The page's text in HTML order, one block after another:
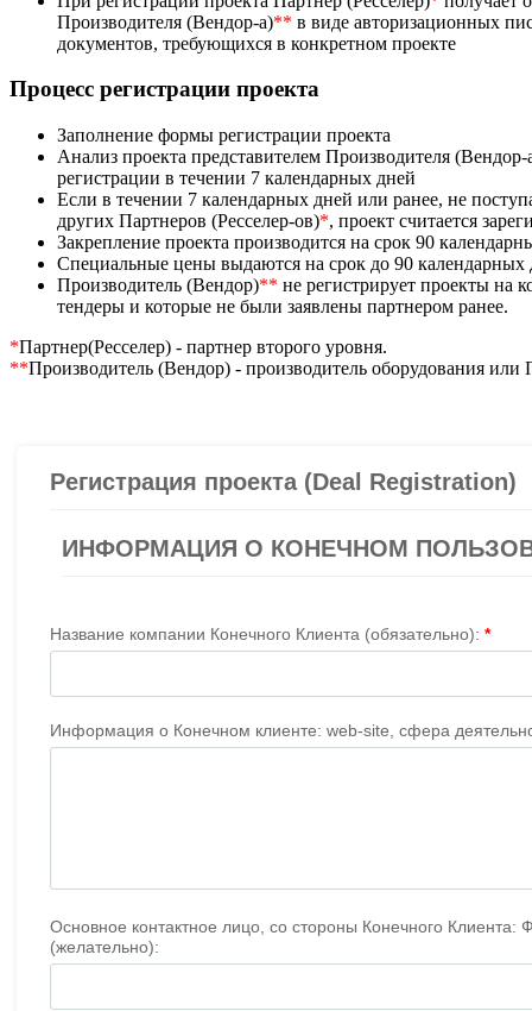
Производителя (Вендор-а)** в виде авторизационных
документов, требующихся в конкретном проекте
Процесс регистрации проекта
Заполнение формы регистрации проекта
Анализ проекта представителем Производителя (Вендор-
регистрации в течении 7 календарных дней
Если в течении 7 календарных дней или ранее, не
других Партнеров (Ресселер-ов)*, проект считается
Закрепление проекта производится на срок 90
Специальные цены выдаются на срок до 90 календарных
Производитель (Вендор)** не регистрирует проекты на
тендеры и которые не были заявлены партнером ранее.
*Партнер(Ресселер) - партнер второго уровня.
**Производитель (Вендор) - производитель оборудования